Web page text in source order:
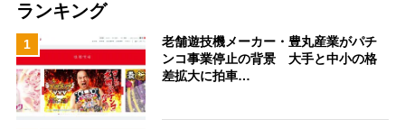
ランキング
1
老舗遊技機メーカー・豊丸産業がパチ
ンコ事業停止の背景 大手と中小の格
差拡大に拍車…